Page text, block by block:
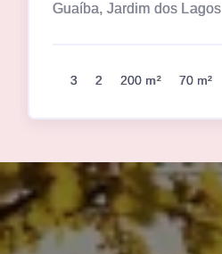
Guaíba, Jardim dos Lagos
3 2 200 m² 70 m²